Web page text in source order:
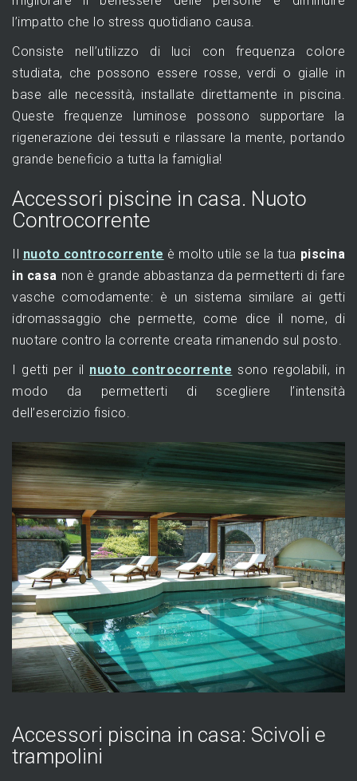
l’impatto che lo stress quotidiano causa.
Consiste nell’utilizzo di luci con frequenza colore
studiata, che possono essere rosse, verdi o gialle in
base alle necessità, installate direttamente in piscina.
Queste frequenze luminose possono supportare la
rigenerazione dei tessuti e rilassare la mente, portando
grande beneficio a tutta la famiglia!
Accessori piscine in casa. Nuoto
Controcorrente
nuoto controcorrente è molto utile se la tua piscina
in casa non è grande abbastanza da permetterti di fare
vasche comodamente: è un sistema similare ai getti
idromassaggio che permette, come dice il nome, di
nuotare contro la corrente creata rimanendo sul posto.
I getti per il nuoto controcorrente sono regolabili, in
modo da permetterti di scegliere l’intensità
dell’esercizio fisico.
Accessori piscina in casa: Scivoli e
trampolini